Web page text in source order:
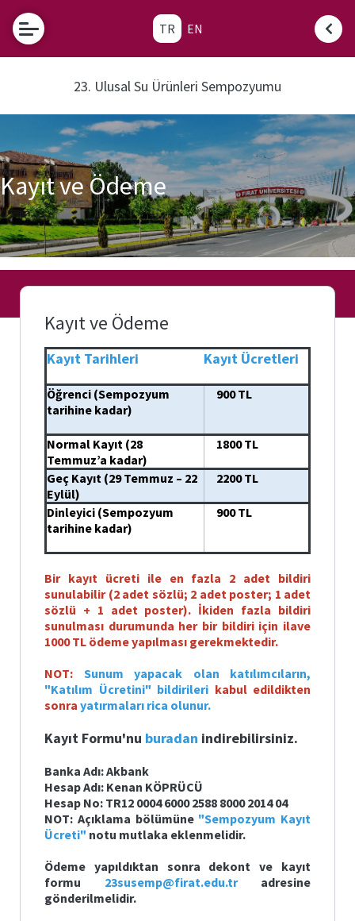
TR EN
23. Ulusal Su Ürünleri Sempozyumu
Kayıt ve Ödeme
Kayıt ve Ödeme
Kayıt Tarihleri Kayıt Ücretleri
Öğrenci (Sempozyum
tarihine kadar)
900 TL
Normal Kayıt (28
Temmuz’a kadar)
1800 TL
Geç Kayıt (29 Temmuz – 22
Eylül)
2200 TL
Dinleyici (Sempozyum
tarihine kadar)
900 TL
Bir kayıt ücreti ile en fazla 2 adet bildiri
sunulabilir (2 adet sözlü; 2 adet poster; 1 adet
sözlü + 1 adet poster). İkiden fazla bildiri
sunulması durumunda her bir bildiri için ilave
1000 TL ödeme yapılması gerekmektedir.
NOT: Sunum yapacak olan katılımcıların,
"Katılım Ücretini" bildirileri kabul edildikten
sonra yatırmaları rica olunur.
Kayıt Formu'nu buradan indirebilirsiniz.
Banka Adı: Akbank
Hesap Adı: Kenan KÖPRÜCÜ
Hesap No: TR12 0004 6000 2588 8000 2014 04
NOT: Açıklama bölümüne "Sempozyum Kayıt
Ücreti" notu mutlaka eklenmelidir.
Ödeme yapıldıktan sonra dekont ve kayıt
formu 23susemp@firat.edu.tr adresine
gönderilmelidir.